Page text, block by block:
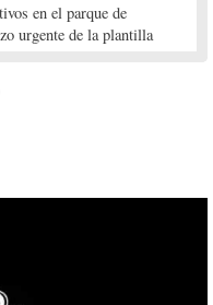
en el parque de
urgente de la plantilla